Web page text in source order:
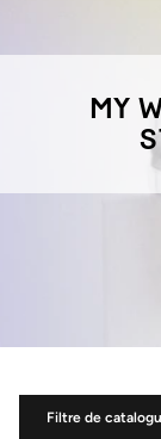
MY
Filtre de